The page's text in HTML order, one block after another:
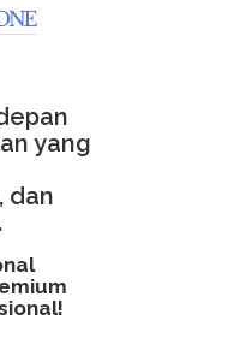
yang
dan